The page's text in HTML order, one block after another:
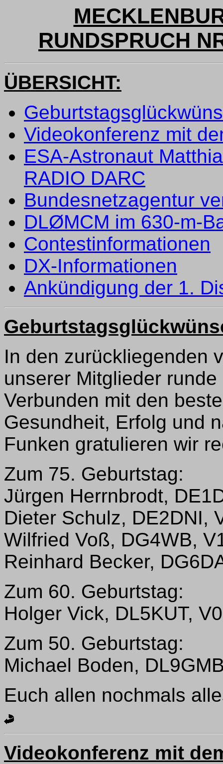
RUNDSPRUCH
ÜBERSICHT:
Videokonferenz mit
ESA-Astronaut
RADIO DARC
Bundesnetzagentur
DLØMCM im 630-m-
Contestinformationen
DX-Informationen
Ankündigung der 1.
In den zurückliegenden
unserer Mitglieder
Verbunden mit den
Gesundheit, Erfolg und
Funken gratulieren wir
Zum 75. Geburtstag:
Jürgen Herrnbrodt,
Dieter Schulz, DE2DNI,
Wilfried Voß, DG4WB,
Reinhard Becker,
Zum 60. Geburtstag:
Holger Vick, DL5KUT,
Zum 50. Geburtstag:
Michael Boden,
Euch allen nochmals
Videokonferenz mit